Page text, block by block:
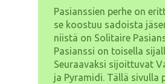
Pasianssien perhe on
se koostuu sadoista
niistä on Solitaire
Pasianssi on toisella
Seuraavaksi sijoittuvat
ja Pyramidi. Tällä sivulla